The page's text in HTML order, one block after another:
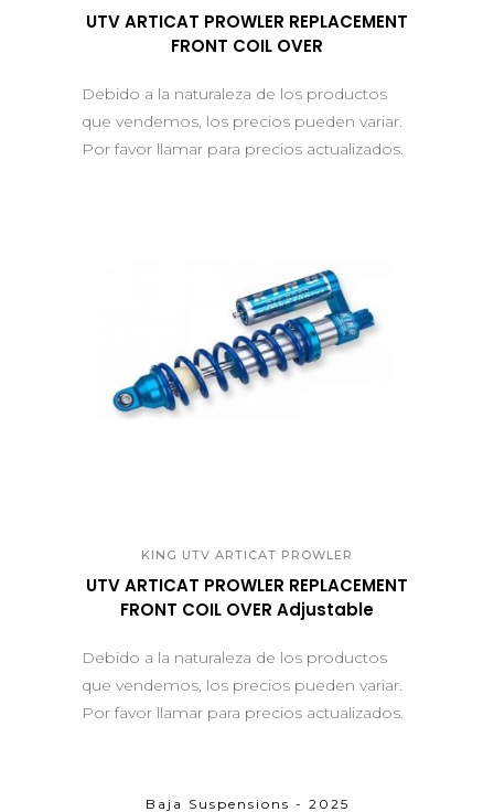
UTV ARTICAT PROWLER REPLACEMENT
FRONT COIL OVER
Debido a la naturaleza de los productos
que vendemos, los precios pueden variar.
Por favor llamar para precios actualizados.
KING UTV ARTICAT PROWLER
UTV ARTICAT PROWLER REPLACEMENT
FRONT COIL OVER Adjustable
Debido a la naturaleza de los productos
que vendemos, los precios pueden variar.
Por favor llamar para precios actualizados.
Baja Suspensions - 2025